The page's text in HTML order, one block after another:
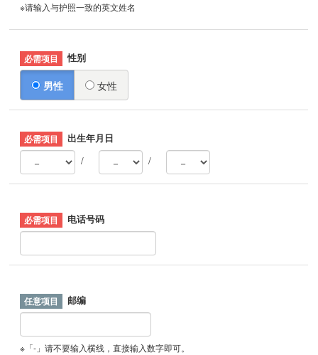
※请输入与护照一致的英文姓名
性别
男性 女性
出生年月日
/
/
电话号码
邮编
※「-」请不要输入横线，直接输入数字即可。